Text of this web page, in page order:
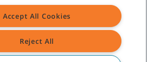
Políticas generales|Condiciones de uso
|
Condiciones de venta
logotipos Tennant indicados son propiedad de
Accept All Cookies
Reject All